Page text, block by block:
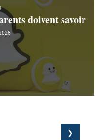
doivent savoir